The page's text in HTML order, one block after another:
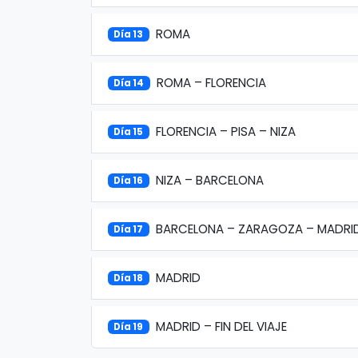
Día 13 ROMA
Día 14 ROMA – FLORENCIA
Día 15 FLORENCIA – PISA – NIZA
Día 16 NIZA – BARCELONA
Día 17 BARCELONA – ZARAGOZA –
Día 18 MADRID
Día 19 MADRID – FIN DEL VIAJE